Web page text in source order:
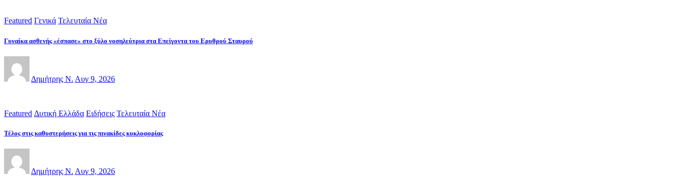
Featured Γενικά Τελευταία Νέα
Γυναίκα ασθενής «έσπασε» στο ξύλο νοσηλεύτρια στα Επείγοντα του Ερυθρού Σταυρού
Δημήτρης Ν. Αυγ 9, 2026
Featured Δυτική Ελλάδα Ειδήσεις Τελευταία Νέα
Τέλος στις καθυστερήσεις για τις πινακίδες κυκλοφορίας
Δημήτρης Ν. Αυγ 9, 2026